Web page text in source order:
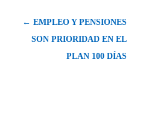
← EMPLEO Y PENSIONES
SON PRIORIDAD EN EL
PLAN 100 DÍAS